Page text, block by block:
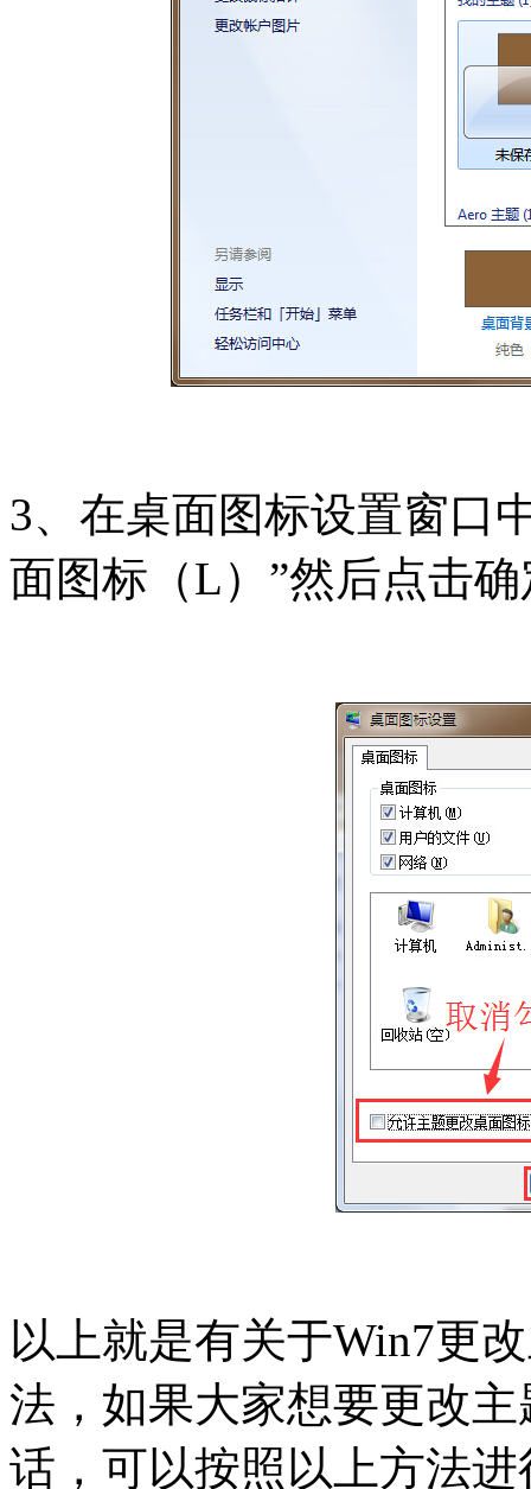
3、在桌面图标设置窗口
面图标（L）”然后点击
以上就是有关于Win7更
法，如果大家想要更改
话，可以按照以上方法